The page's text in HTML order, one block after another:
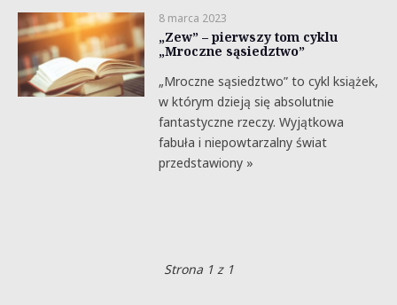
8 marca 2023
„Zew” – pierwszy tom cyklu
„Mroczne sąsiedztwo”
„Mroczne sąsiedztwo” to cykl książek,
w którym dzieją się absolutnie
fantastyczne rzeczy. Wyjątkowa
fabuła i niepowtarzalny świat
przedstawiony »
Strona 1 z 1